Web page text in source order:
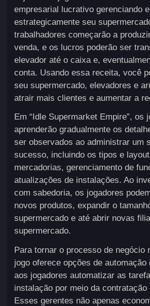
empresarial lucrativo gerenciando
estrategicamente seu
trabalhadores começarão a
venda, e os lucros poderão ser
elevador até o caixa e,
conta. Usando essa receita, você
seu supermercado, elevadores e
atrair mais clientes e aumentar a
Em “Idle Supermarket Empire”, os
aprenderão gradualmente os
ser observados ao administrar um
sucesso, incluindo os tipos e
mercadorias, gerenciamento de
atualizações de instalações. Ao
com sabedoria, os jogadores
novos produtos, expandir o
supermercado e até abrir novas
supermercado.
Para tornar o processo de negócio
jogo oferece opções de automação
aos jogadores automatizar as
instalação por meio da contratação
Esses gerentes não apenas